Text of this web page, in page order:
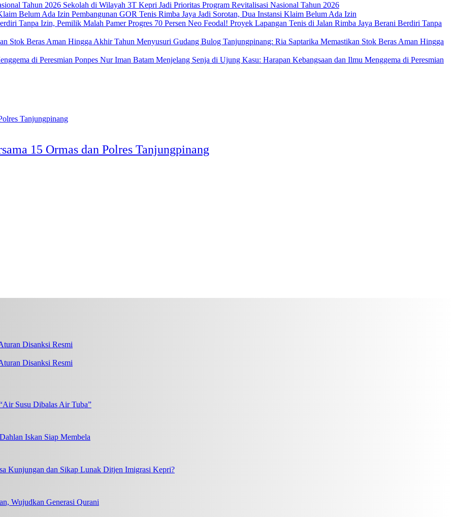
Sekolah di Wilayah 3T Kepri Jadi Prioritas Program Revitalisasi Nasional Tahun 2026
Pembangunan GOR Tenis Rimba Jaya Jadi Sorotan, Dua Instansi Klaim Belum Ada Izin
Neo Feodal! Proyek Lapangan Tenis di Jalan Rimba Jaya Berani Berdiri Tanpa
Menyusuri Gudang Bulog Tanjungpinang: Ria Saptarika Memastikan Stok Beras Aman Hingga
Menjelang Senja di Ujung Kasu: Harapan Kebangsaan dan Ilmu Menggema di Peresmian
15 Ormas dan Polres Tanjungpinang
Disanksi Resmi
Susu Dibalas Air Tuba”
Iskan Siap Membela
Kunjungan dan Sikap Lunak Ditjen Imigrasi Kepri?
Wujudkan Generasi Qurani